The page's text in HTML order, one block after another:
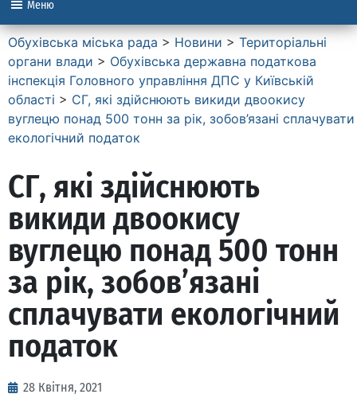
Меню
Обухівська міська рада > Новини > Територіальні
органи влади > Обухівська державна податкова
інспекція Головного управління ДПС у Київській
області > СГ, які здійснюють викиди двоокису
вуглецю понад 500 тонн за рік, зобов’язані сплачувати
екологічний податок
СГ, які здійснюють
викиди двоокису
вуглецю понад 500 тонн
за рік, зобов’язані
сплачувати екологічний
податок
28 Квітня, 2021